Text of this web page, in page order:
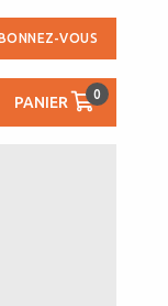
VOUS
PANIER 0